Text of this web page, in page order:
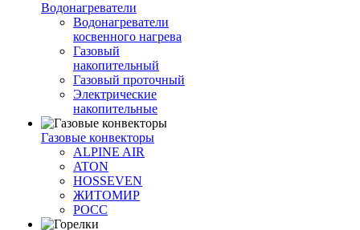
Водонагреватели
Водонагреватели
косвенного нагрева
Газовый
накопительный
Газовый проточный
Электрические
накопительные
Газовые конвекторы
ALPINE AIR
ATON
HOSSEVEN
ЖИТОМИР
РОСС